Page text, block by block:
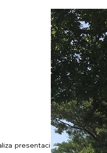
presentaciones educativas